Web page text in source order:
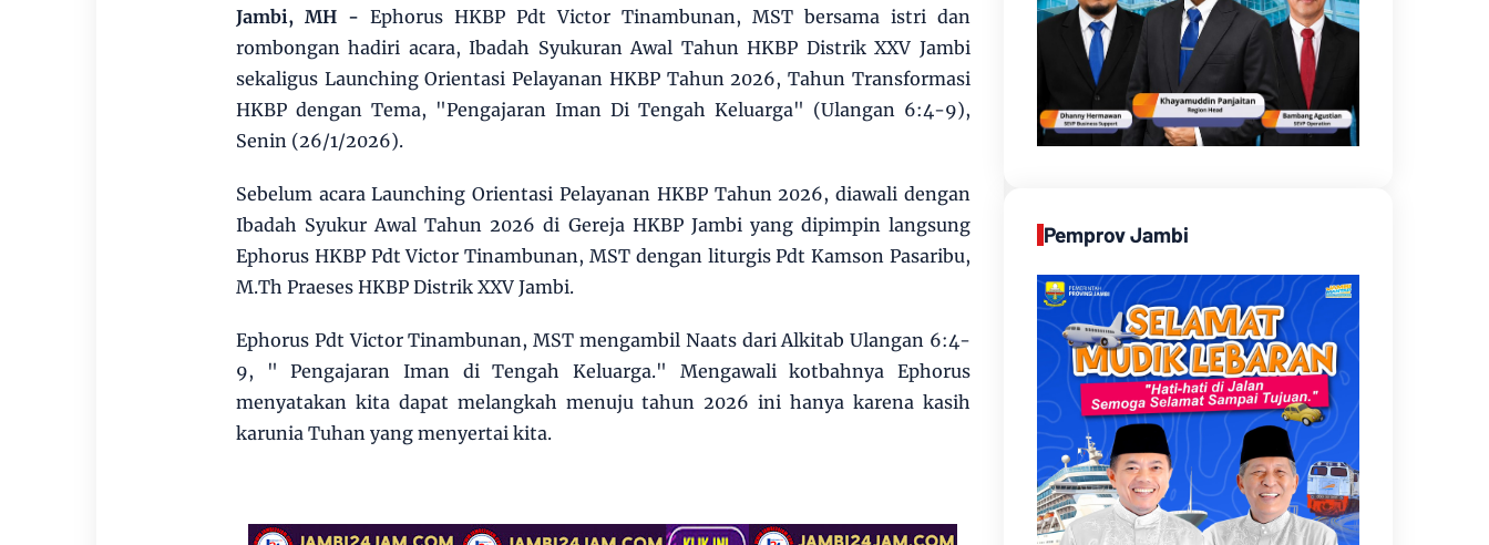
Jambi, MH - Ephorus HKBP Pdt Victor Tinambunan, MST bersama istri dan
rombongan hadiri acara, Ibadah Syukuran Awal Tahun HKBP Distrik XXV Jambi
sekaligus Launching Orientasi Pelayanan HKBP Tahun 2026, Tahun Transformasi
HKBP dengan Tema, "Pengajaran Iman Di Tengah Keluarga" (Ulangan 6:4-9),
Senin (26/1/2026).
Sebelum acara Launching Orientasi Pelayanan HKBP Tahun 2026, diawali dengan
Ibadah Syukur Awal Tahun 2026 di Gereja HKBP Jambi yang dipimpin langsung
Ephorus HKBP Pdt Victor Tinambunan, MST dengan liturgis Pdt Kamson Pasaribu,
M.Th Praeses HKBP Distrik XXV Jambi.
Ephorus Pdt Victor Tinambunan, MST mengambil Naats dari Alkitab Ulangan 6:4-
9, " Pengajaran Iman di Tengah Keluarga." Mengawali kotbahnya Ephorus
menyatakan kita dapat melangkah menuju tahun 2026 ini hanya karena kasih
karunia Tuhan yang menyertai kita.
Pemprov Jambi